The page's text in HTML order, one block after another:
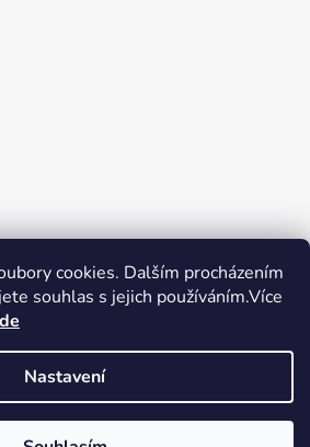
cookies. Dalším procházením
souhlas s jejich používáním.Více
Nastavení
Heureka.cz Voňavé dárky